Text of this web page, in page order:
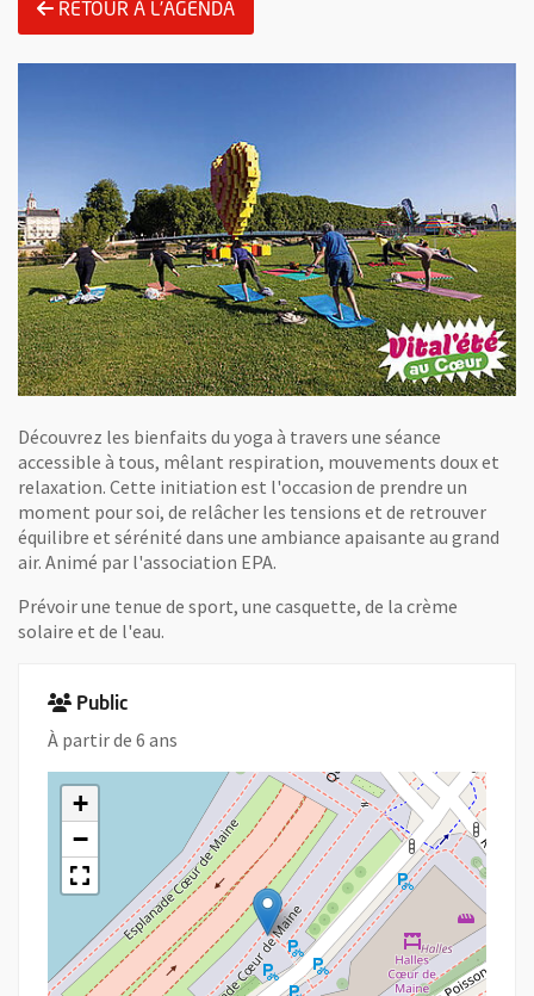
RETOUR À L'AGENDA
Découvrez les bienfaits du yoga à travers une séance
accessible à tous, mêlant respiration, mouvements doux et
relaxation. Cette initiation est l'occasion de prendre un
moment pour soi, de relâcher les tensions et de retrouver
équilibre et sérénité dans une ambiance apaisante au grand
air. Animé par l'association EPA.
Prévoir une tenue de sport, une casquette, de la crème
solaire et de l'eau.
Public
À partir de 6 ans
+
−